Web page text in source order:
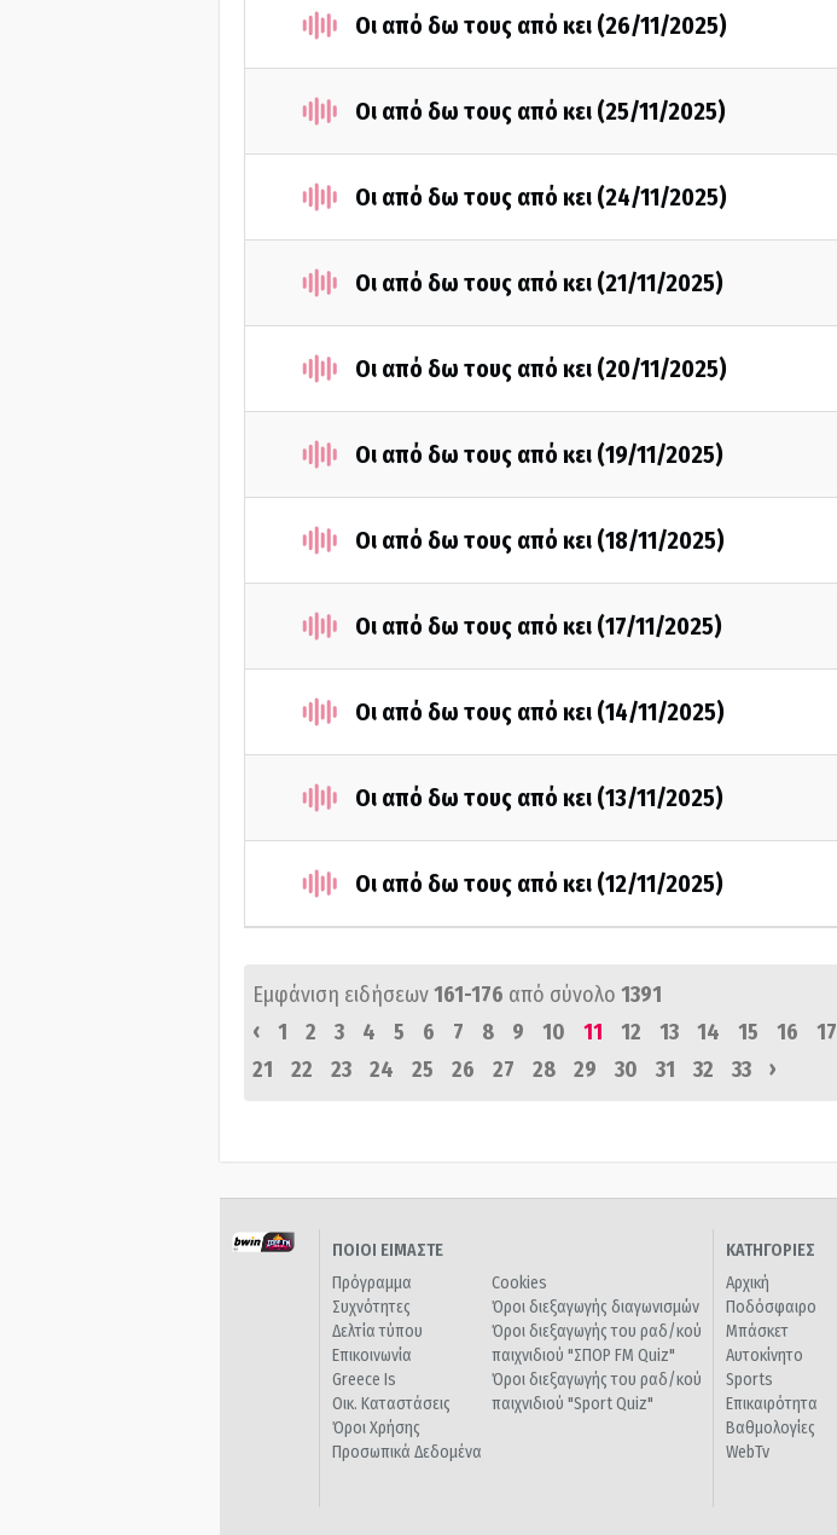
Οι από δω τους από κει (26/11/2025)
Οι από δω τους από κει (25/11/2025)
Οι από δω τους από κει (24/11/2025)
Οι από δω τους από κει (21/11/2025)
Οι από δω τους από κει (20/11/2025)
Οι από δω τους από κει (19/11/2025)
Οι από δω τους από κει (18/11/2025)
Οι από δω τους από κει (17/11/2025)
Οι από δω τους από κει (14/11/2025)
Οι από δω τους από κει (13/11/2025)
Οι από δω τους από κει (12/11/2025)
Εμφάνιση ειδήσεων161-176 από σύνολο 1391
‹
1 2 3 4 5 6 7 8 9 10 11 12 13 14 15 16 17
21
22 23 24 25 26 27 28 29 30 31 32 33 ›
ΠΟΙΟΙ ΕΙΜΑΣΤΕ
Πρόγραμμα
Συχνότητες
Δελτία τύπου
Επικοινωνία
Greece Is
Οικ. Καταστάσεις
Όροι Χρήσης
Προσωπικά Δεδομένα
Cookies
Όροι διεξαγωγής διαγωνισμών
Όροι διεξαγωγής του ραδ/κού
παιχνιδιού "ΣΠΟΡ FM Quiz"
Όροι διεξαγωγής του ραδ/κού
παιχνιδιού "Sport Quiz"
ΚΑΤΗΓΟΡΙΕΣ
Αρχική
Ποδόσφαιρο
Μπάσκετ
Αυτοκίνητο
Sports
Επικαιρότητα
Βαθμολογίες
WebTv